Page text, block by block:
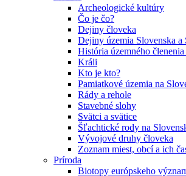
Archeologické kultúry
Čo je čo?
Dejiny človeka
Dejiny územia Slovenska a
História územného
Králi
Kto je kto?
Pamiatkové územia na
Rády a rehole
Stavebné slohy
Svätci a svätice
Šľachtické rody na
Vývojové druhy človeka
Zoznam miest, obcí a ich
Príroda
Biotopy európskeho